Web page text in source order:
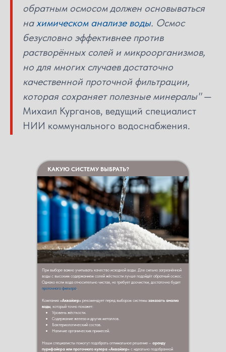
обратным осмосом должен основываться
нахимическом анализе воды. Осмос
безусловно эффективнее против
растворённых солей и микроорганизмов,
но для многих случаев достаточно
качественной проточной фильтрации,
которая сохраняет полезные минералы"—
Михаил Курганов, ведущий специалист
НИИ коммунального водоснабжения.
КАКУЮ СИСТЕМУ ВЫБРАТЬ?
При выборе важно учитывать качество исходной воды. Для сильно загрязнённой
воды с высоким содержанием солей жёсткости лучше подойдёт обратный осмос.
Однако если вода относительно чистая, но требует доочистки, достаточно будет
проточного фильтра.
Компания «Аквайзер» рекомендует перед выбором системы заказать анализ
воды, который точно покажет:
Уровень жёсткости.
Содержание железа и других металлов.
Бактериологический состав.
Наличие органических примесей.
Наши специалисты помогут подобрать оптимальное решение – аренду
пурифайера или проточного кулера «Аквайзер» с идеально подобранной